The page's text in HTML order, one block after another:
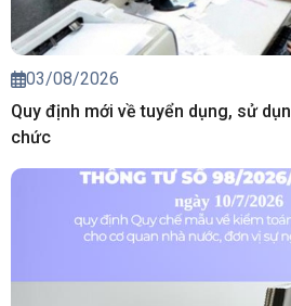
03/08/2026
Quy định mới về tuyển dụng, sử
chức